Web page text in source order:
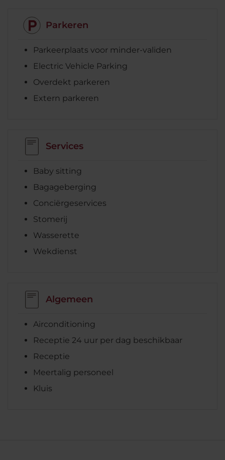
Parkeren
Parkeerplaats voor minder-validen
Electric Vehicle Parking
Overdekt parkeren
Extern parkeren
Services
Baby sitting
Bagageberging
Conciërgeservices
Stomerij
Wasserette
Wekdienst
Algemeen
Airconditioning
Receptie 24 uur per dag beschikbaar
Receptie
Meertalig personeel
Kluis